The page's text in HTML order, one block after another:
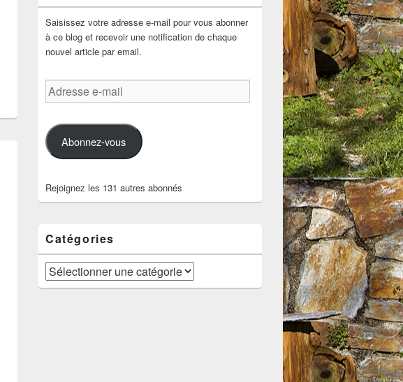
Saisissez votre adresse e-mail pour vous abonner
à ce blog et recevoir une notification de chaque
nouvel article par email.
Adresse
e-
Abonnez-vous
Rejoignez les 131 autres abonnés
Catégories
Catégories